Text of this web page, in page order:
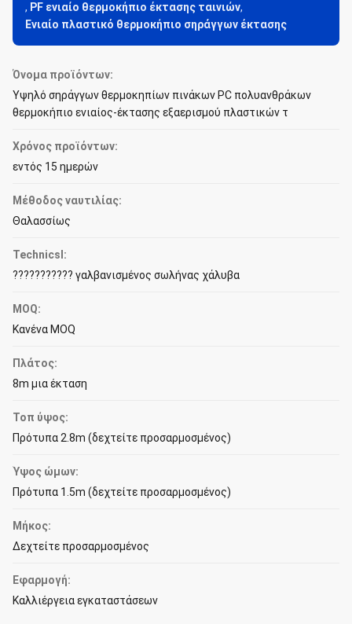
, PF ενιαίο θερμοκήπιο έκτασης ταινιών,
Ενιαίο πλαστικό θερμοκήπιο σηράγγων έκτασης
Όνομα προϊόντων:
Υψηλό σηράγγων θερμοκηπίων πινάκων PC πολυανθράκων
θερμοκήπιο ενιαίος-έκτασης εξαερισμού πλαστικών τ
Χρόνος προϊόντων:
εντός 15 ημερών
Μέθοδος ναυτιλίας:
Θαλασσίως
Technicsl:
??????????? γαλβανισμένος σωλήνας χάλυβα
MOQ:
Κανένα MOQ
Πλάτος:
8m μια έκταση
Τοπ ύψος:
Πρότυπα 2.8m (δεχτείτε προσαρμοσμένος)
Ύψος ώμων:
Πρότυπα 1.5m (δεχτείτε προσαρμοσμένος)
Μήκος:
Δεχτείτε προσαρμοσμένος
Εφαρμογή:
Καλλιέργεια εγκαταστάσεων